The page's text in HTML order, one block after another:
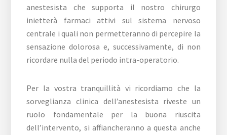
anestesista che supporta il nostro chirurgo
inietterà farmaci attivi sul sistema nervoso
centrale i quali non permetteranno di percepire la
sensazione dolorosa e, successivamente, di non
ricordare nulla del periodo intra-operatorio.
Per la vostra tranquillità vi ricordiamo che la
sorveglianza clinica dell’anestesista riveste un
ruolo fondamentale per la buona riuscita
dell’intervento, si affiancheranno a questa anche